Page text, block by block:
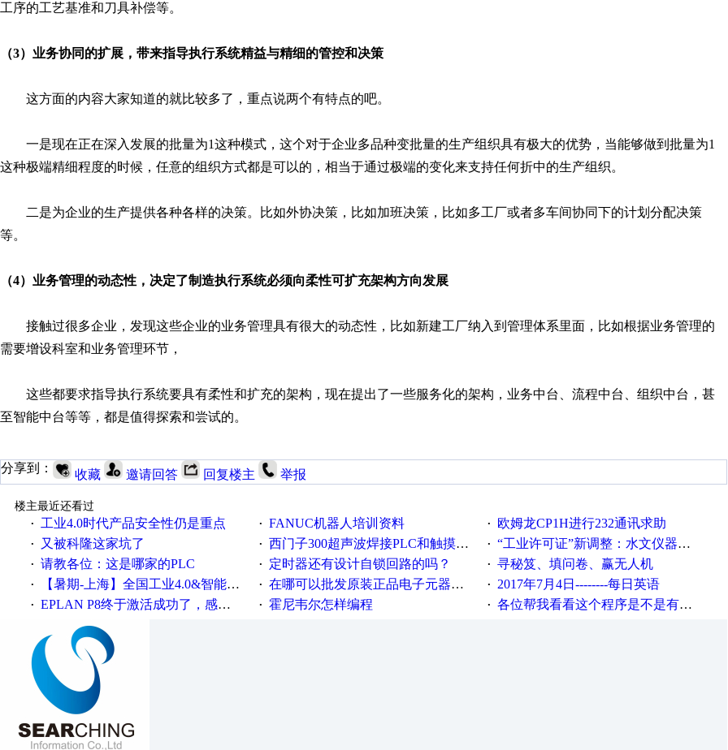
工序的工艺基准和刀具补偿等。
（3）业务协同的扩展，带来指导执行系统精益与精细的管控和决策
这方面的内容大家知道的就比较多了，重点说两个有特点的吧。
一是现在正在深入发展的批量为1这种模式，这个对于企业多品种变批量的生产组织具有极大的优势，当能够做到批量为1
这种极端精细程度的时候，任意的组织方式都是可以的，相当于通过极端的变化来支持任何折中的生产组织。
二是为企业的生产提供各种各样的决策。比如外协决策，比如加班决策，比如多工厂或者多车间协同下的计划分配决策
等。
（4）业务管理的动态性，决定了制造执行系统必须向柔性可扩充架构方向发展
接触过很多企业，发现这些企业的业务管理具有很大的动态性，比如新建工厂纳入到管理体系里面，比如根据业务管理的
需要增设科室和业务管理环节，
这些都要求指导执行系统要具有柔性和扩充的架构，现在提出了一些服务化的架构，业务中台、流程中台、组织中台，甚
至智能中台等等，都是值得探索和尝试的。
分享到： 收藏 邀请回答 回复楼主 举报
楼主最近还看过
·
工业4.0时代产品安全性仍是重点 · FANUC机器人培训资料 · 欧姆龙CP1H进行232通讯求助
· 又被科隆这家坑了 · 西门子300超声波焊接PLC和触摸屏程序 · “工业许可证”新调整：水文仪器等19类产品取消事前生产许可
· 请教各位：这是哪家的PLC · 定时器还有设计自锁回路的吗？ · 寻秘笈、填问卷、赢无人机
· 【暑期-上海】全国工业4.0&智能制造高级培训班通知！ · 在哪可以批发原装正品电子元器件，价格怎么样 · 2017年7月4日--------每日英语
· EPLAN P8终于激活成功了，感谢网上无私的高人！ · 霍尼韦尔怎样编程 · 各位帮我看看这个程序是不是有问题？？？